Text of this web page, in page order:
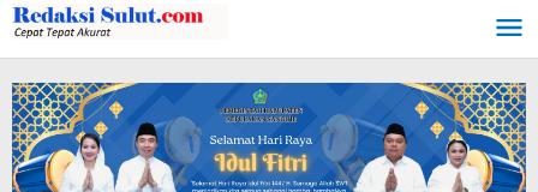
Lewati
ke
konten